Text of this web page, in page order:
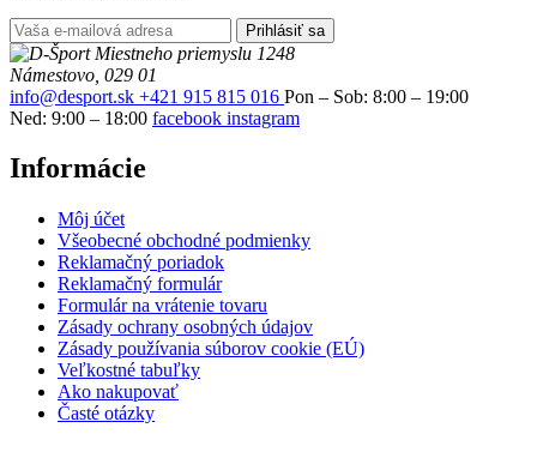
Prihlásiť sa
Miestneho priemyslu 1248
Námestovo, 029 01
info@desport.sk +421 915 815 016 Pon – Sob: 8:00 – 19:00
Ned: 9:00 – 18:00 facebook instagram
Informácie
Môj účet
Všeobecné obchodné podmienky
Reklamačný poriadok
Reklamačný formulár
Formulár na vrátenie tovaru
Zásady ochrany osobných údajov
Zásady používania súborov cookie (EÚ)
Veľkostné tabuľky
Ako nakupovať
Časté otázky